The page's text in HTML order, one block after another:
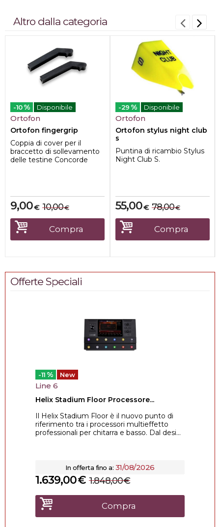
Altro dalla categoria
-10 % Disponibile
Ortofon
Ortofon fingergrip
Coppia di cover per il
braccetto di sollevamento
delle testine Concorde
€
9,00 €
10,00
Compra
-29 % Disponibile
Ortofon
Ortofon stylus night club
s
Puntina di ricambio Stylus
Night Club S.
€
55,00 €
78,00
Compra
Offerte Speciali
-11 % New
Line 6
Helix Stadium Floor Processore...
Il Helix Stadium Floor è il nuovo punto di
riferimento tra i processori multieffetto
professionali per chitarra e basso. Dal desi...
In offerta fino a: 31/08/2026
€
1.639,00 €
1.848,00
Compra